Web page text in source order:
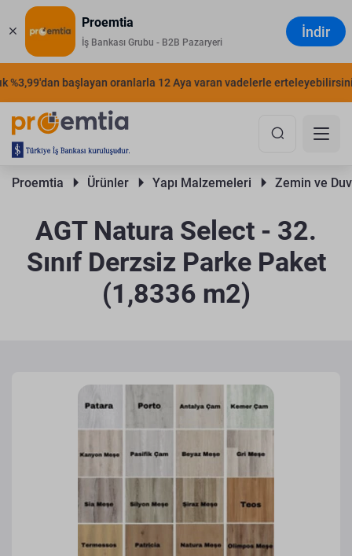
Proemtia
İş Bankası Grubu - B2B Pazaryeri
İndir
başlayan oranlarla 12 Aya varan vadelerle erteleyebilirsiniz.
Proemtia Ürünler Yapı Malzemeleri Zemin ve
AGT Natura Select - 32.
Sınıf Derzsiz Parke Paket
(1,8336 m2)